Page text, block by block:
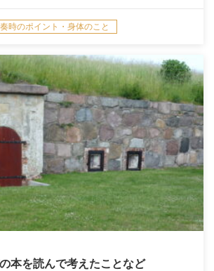
時のポイント・身体のこと
本を読んで考えたことなど